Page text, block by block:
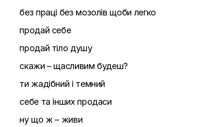
без праці без мозолів щоби легко
продай себе
продай тіло душу
скажи – щасливим будеш?
ти жадібний і темний
себе та інших продаси
ну що ж – живи